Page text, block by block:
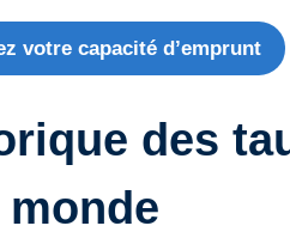
votre capacité d’emprunt
des